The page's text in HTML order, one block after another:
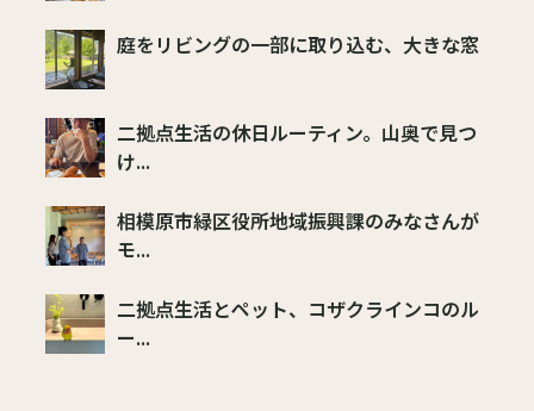
庭をリビングの一部に取り込む、大きな窓
二拠点生活の休日ルーティン。山奥で見つ
け...
相模原市緑区役所地域振興課のみなさんが
モ...
二拠点生活とペット、コザクラインコのル
ー...